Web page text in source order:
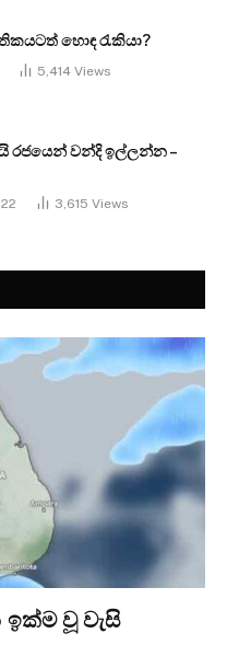
හොඳ රැකියා?
5,414 Views
රජයෙන් වන්දි ඉල්ලන්න –
3,615 Views
ඉක්ම වූ වැසි